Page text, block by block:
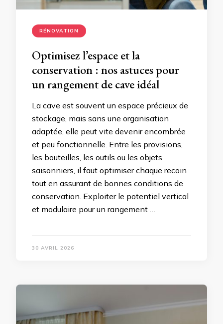
RÉNOVATION
Optimisez l’espace et la
conservation : nos astuces pour
un rangement de cave idéal
La cave est souvent un espace précieux de
stockage, mais sans une organisation
adaptée, elle peut vite devenir encombrée
et peu fonctionnelle. Entre les provisions,
les bouteilles, les outils ou les objets
saisonniers, il faut optimiser chaque recoin
tout en assurant de bonnes conditions de
conservation. Exploiter le potentiel vertical
et modulaire pour un rangement …
30 AVRIL 2026